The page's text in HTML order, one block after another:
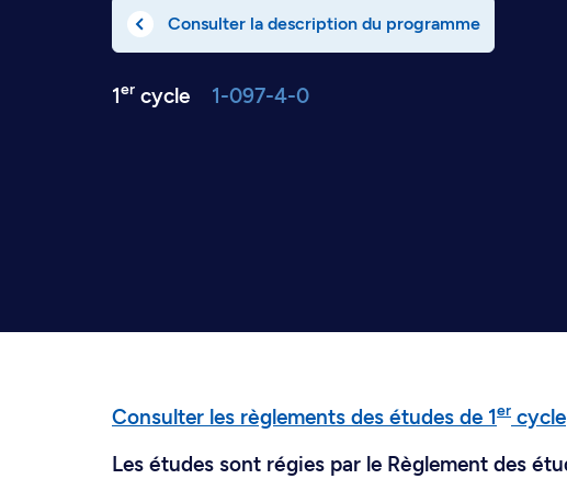
Consulter la description du programme
1er cycle 1-097-4-0
Consulter les règlements des études de 1er cycle
Les études sont régies par le Règlement des